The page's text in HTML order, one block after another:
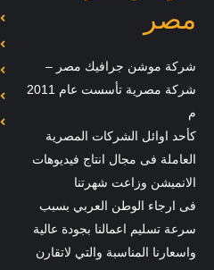
مصر
شركة موشن جرافيك مصر –
شركة مصرية تأسست عام 2011
م
كأحد اوائل الشركات المصرية
العاملة فى مجال انتاج فيديوهات
الانميشن وزاعت شهرتنا
فى ارجاء الوطن العربي بسبب
سرعة تسليم اعمالنا بجودة عالية
واسعارنا المناسبة والتي لاتقارن